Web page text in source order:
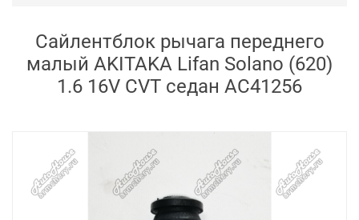
Сайлентблок рычага переднего
малый AKITAKA Lifan Solano (620)
1.6 16V CVT седан AC41256